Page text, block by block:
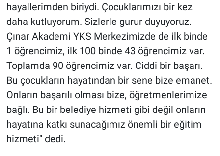
hayallerimden biriydi. Çocuklarımızı bir kez
daha kutluyorum. Sizlerle gurur duyuyoruz.
Çınar Akademi YKS Merkezimizde de ilk binde
1 öğrencimiz, ilk 100 binde 43 öğrencimiz var.
Toplamda 90 öğrencimiz var. Ciddi bir başarı.
Bu çocukların hayatından bir sene bize emanet.
Onların başarılı olması bize, öğretmenlerimize
bağlı. Bu bir belediye hizmeti gibi değil onların
hayatına katkı sunacağımız önemli bir eğitim
hizmeti" dedi.